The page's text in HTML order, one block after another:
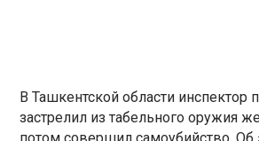
В Ташкентской области инспектор
застрелил из табельного оружия